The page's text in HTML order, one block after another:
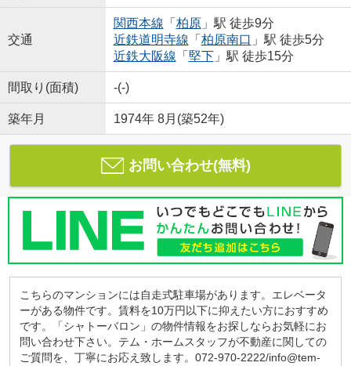
交通
関西本線 「 柏原」駅 徒歩9分
近鉄道明寺線 「 柏原南口 」駅 徒歩5分
近鉄大阪線 「 堅下」駅 徒歩15分
間取り(面積) -(-)
築年月 1974年 8月(築52年)
お問い合わせ(無料)
こちらのマンションには自走式駐車場があります。エレベータ
ーがある物件です。賃料を10万円以下に抑えたい方におすすめ
です。「シャトーバロン」の物件情報をお探しならお気軽にお
問い合わせ下さい。テム・ホームスタッフが不動産に関しての
ご質問を、丁寧にお応え致します。072-970-2222/info@tem-